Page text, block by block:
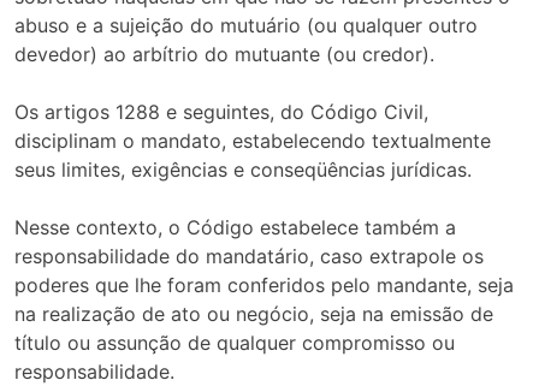
abuso e a sujeição do mutuário (ou qualquer outro
devedor) ao arbítrio do mutuante (ou credor).
Os artigos 1288 e seguintes, do Código Civil,
disciplinam o mandato, estabelecendo textualmente
seus limites, exigências e conseqüências jurídicas.
Nesse contexto, o Código estabelece também a
responsabilidade do mandatário, caso extrapole os
poderes que lhe foram conferidos pelo mandante, seja
na realização de ato ou negócio, seja na emissão de
título ou assunção de qualquer compromisso ou
responsabilidade.